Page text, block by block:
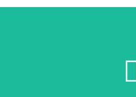
Lees